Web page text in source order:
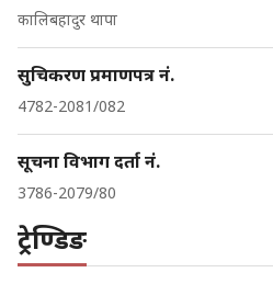
कालिबहादुर थापा
सुचिकरण प्रमाणपत्र नं.
4782-2081/082
सूचना विभाग दर्ता नं.
3786-2079/80
ट्रेण्डिङ